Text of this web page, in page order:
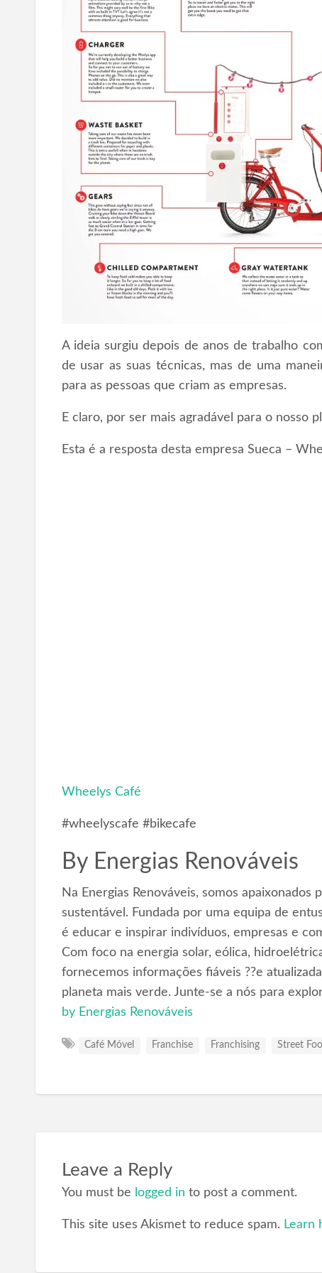
A ideia surgiu depois de anos de trabalho
de usar as suas técnicas, mas de uma
para as pessoas que criam as empresas.
E claro, por ser mais agradável para o nosso
Esta é a resposta desta empresa Sueca –
Wheelys Café
#wheelyscafe #bikecafe
By Energias Renováveis
Na Energias Renováveis, somos
sustentável. Fundada por uma equipa de
é educar e inspirar indivíduos, empresas e
Com foco na energia solar, eólica,
fornecemos informações fiáveis ??e
planeta mais verde. Junte-se a nós para
by Energias Renováveis
Café Móvel Franchise Franchising Street
Leave a Reply
You must be logged in to post a comment.
This site uses Akismet to reduce spam. Learn